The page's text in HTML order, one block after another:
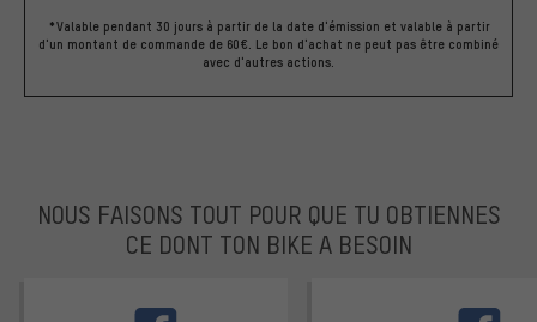
*Valable pendant 30 jours à partir de la date d'émission et valable à partir
d'un montant de commande de 60€. Le bon d'achat ne peut pas être combiné
avec d'autres actions.
NOUS FAISONS TOUT POUR QUE TU OBTIENNES
CE DONT TON BIKE A BESOIN